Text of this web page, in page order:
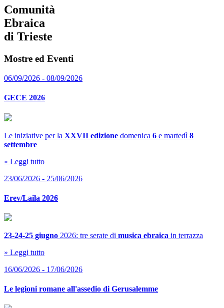
Comunità
Ebraica
di Trieste
Mostre ed Eventi
06/09/2026 - 08/09/2026
GECE 2026
Le iniziative per la XXVII edizione domenica 6 e martedì 8
settembre
» Leggi tutto
23/06/2026 - 25/06/2026
Erev/Laila 2026
23-24-25 giugno 2026: tre serate di musica ebraica in terrazza
» Leggi tutto
16/06/2026 - 17/06/2026
Le legioni romane all'assedio di Gerusalemme